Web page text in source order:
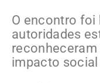
O encontro foi
autoridades
impacto